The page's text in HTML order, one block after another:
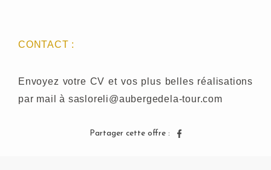
CONTACT :
Envoyez votre CV et vos plus belles réalisations
par mail à sasloreli@aubergedela-tour.com
Partager cette offre :